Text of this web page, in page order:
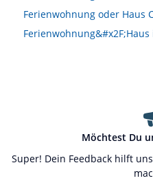
Ferienwohnung oder Haus
Ferienwohnung&#x2F;Haus
Möchtest Du
Super! Dein Feedback hilft